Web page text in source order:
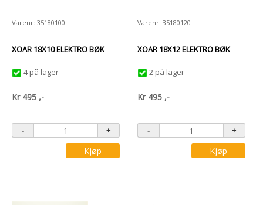
Varenr: 35180100
XOAR 18X10 ELEKTRO BØK
4 på lager
Kr 495 ,-
Kjøp
Varenr: 35180120
XOAR 18X12 ELEKTRO BØK
2 på lager
Kr 495 ,-
Kjøp